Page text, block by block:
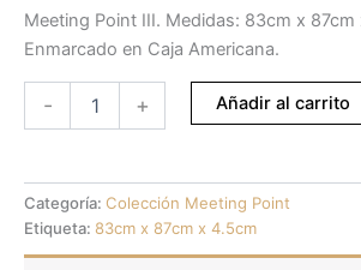
Meeting Point III. Medidas: 83cm x 87cm
Enmarcado en Caja Americana.
- + Añadir al carrito
Categoría: Colección Meeting Point
Etiqueta: 83cm x 87cm x 4.5cm